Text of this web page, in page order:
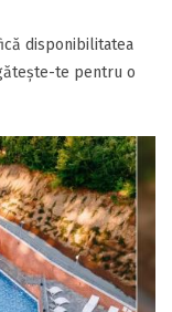
disponibilitatea
te pentru o